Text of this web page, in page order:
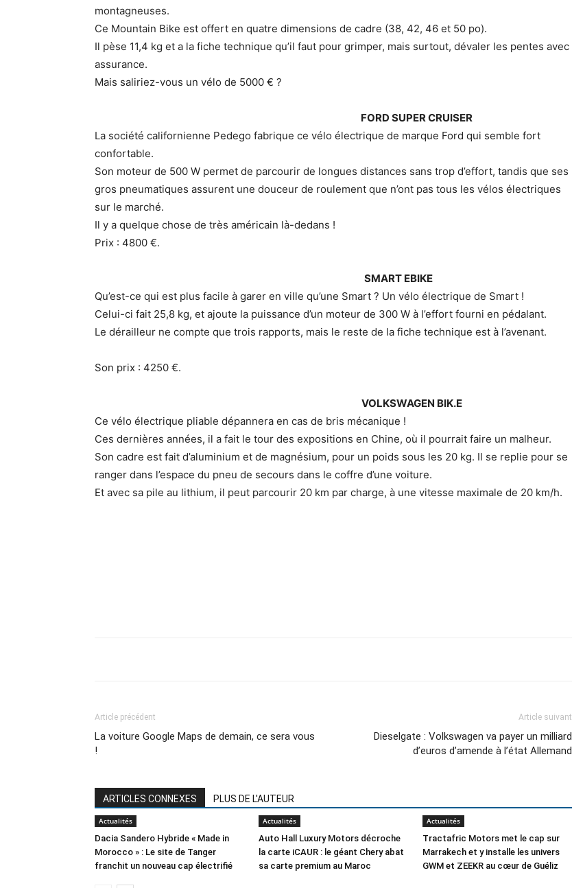
montagneuses.
Ce Mountain Bike est offert en quatre dimensions de cadre (38, 42, 46 et 50 po).
Il pèse 11,4 kg et a la fiche technique qu’il faut pour grimper, mais surtout, dévaler les pentes avec
assurance.
Mais saliriez-vous un vélo de 5000 € ?
FORD SUPER CRUISER
La société californienne Pedego fabrique ce vélo électrique de marque Ford qui semble fort
confortable.
Son moteur de 500 W permet de parcourir de longues distances sans trop d’effort, tandis que ses
gros pneumatiques assurent une douceur de roulement que n’ont pas tous les vélos électriques
sur le marché.
Il y a quelque chose de très américain là-dedans !
Prix : 4800 €.
SMART EBIKE
Qu’est-ce qui est plus facile à garer en ville qu’une Smart ? Un vélo électrique de Smart !
Celui-ci fait 25,8 kg, et ajoute la puissance d’un moteur de 300 W à l’effort fourni en pédalant.
Le dérailleur ne compte que trois rapports, mais le reste de la fiche technique est à l’avenant.
Son prix : 4250 €.
VOLKSWAGEN BIK.E
Ce vélo électrique pliable dépannera en cas de bris mécanique !
Ces dernières années, il a fait le tour des expositions en Chine, où il pourrait faire un malheur.
Son cadre est fait d’aluminium et de magnésium, pour un poids sous les 20 kg. Il se replie pour se
ranger dans l’espace du pneu de secours dans le coffre d’une voiture.
Et avec sa pile au lithium, il peut parcourir 20 km par charge, à une vitesse maximale de 20 km/h.
Article précédent
La voiture Google Maps de demain, ce sera vous
!
Article suivant
Dieselgate : Volkswagen va payer un milliard
d’euros d’amende à l’état Allemand
ARTICLES CONNEXES PLUS DE L'AUTEUR
Actualités
Dacia Sandero Hybride « Made in
Morocco » : Le site de Tanger
franchit un nouveau cap électrifié
Actualités
Auto Hall Luxury Motors décroche
la carte iCAUR : le géant Chery abat
sa carte premium au Maroc
Actualités
Tractafric Motors met le cap sur
Marrakech et y installe les univers
GWM et ZEEKR au cœur de Guéliz